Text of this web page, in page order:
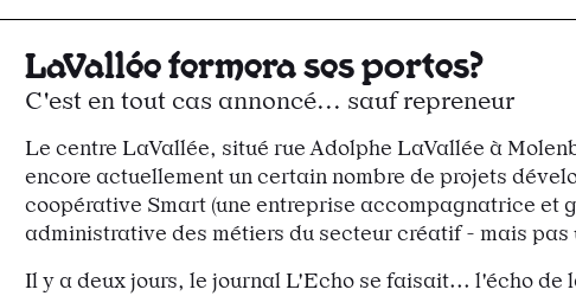
LaVallée fermera ses portes?
C'est en tout cas annoncé... sauf repreneur
Le centre LaVallée, situé rue Adolphe LaVallée à
encore actuellement un certain nombre de projets
coopérative Smart (une entreprise accompagnatrice et
administrative des métiers du secteur créatif - mais pas
Il y a deux jours, le journal L'Echo se faisait... l'écho de